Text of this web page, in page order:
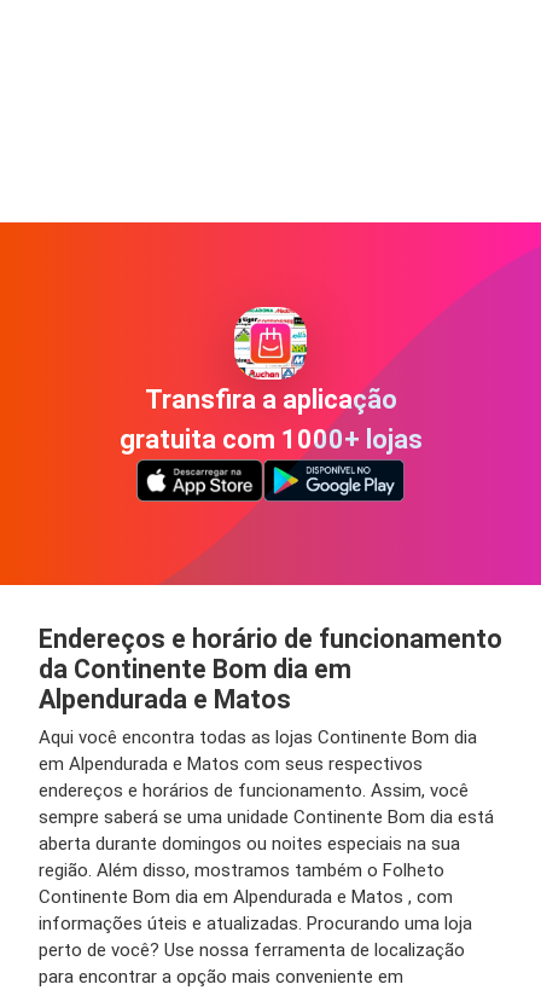
Transfira a aplicação
gratuita com 1000+ lojas
Endereços e horário de funcionamento
da Continente Bom dia em
Alpendurada e Matos
Aqui você encontra todas as lojas Continente Bom dia
em Alpendurada e Matos com seus respectivos
endereços e horários de funcionamento. Assim, você
sempre saberá se uma unidade Continente Bom dia está
aberta durante domingos ou noites especiais na sua
região. Além disso, mostramos também o Folheto
Continente Bom dia em Alpendurada e Matos , com
informações úteis e atualizadas. Procurando uma loja
perto de você? Use nossa ferramenta de localização
para encontrar a opção mais conveniente em